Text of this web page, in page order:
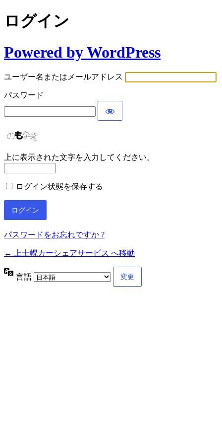
ログイン
Powered by WordPress
ユーザー名またはメールアドレス
パスワード
上に表示された文字を入力してください。
ログイン状態を保存する
パスワードをお忘れですか ?
← 上士幌カーシェアサービス へ移動
言語